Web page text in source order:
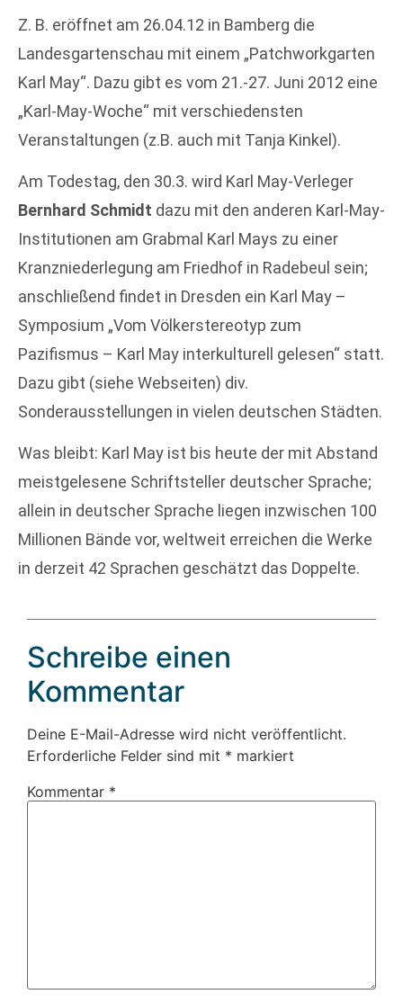
Z. B. eröffnet am 26.04.12 in Bamberg die
Landesgartenschau mit einem „Patchworkgarten
Karl May“. Dazu gibt es vom 21.-27. Juni 2012 eine
„Karl-May-Woche“ mit verschiedensten
Veranstaltungen (z.B. auch mit Tanja Kinkel).
Am Todestag, den 30.3. wird Karl May-Verleger
Bernhard Schmidt dazu mit den anderen Karl-May-
Institutionen am Grabmal Karl Mays zu einer
Kranzniederlegung am Friedhof in Radebeul sein;
anschließend findet in Dresden ein Karl May –
Symposium „Vom Völkerstereotyp zum
Pazifismus – Karl May interkulturell gelesen“ statt.
Dazu gibt (siehe Webseiten) div.
Sonderausstellungen in vielen deutschen Städten.
Was bleibt: Karl May ist bis heute der mit Abstand
meistgelesene Schriftsteller deutscher Sprache;
allein in deutscher Sprache liegen inzwischen 100
Millionen Bände vor, weltweit erreichen die Werke
in derzeit 42 Sprachen geschätzt das Doppelte.
Schreibe einen
Kommentar
Deine E-Mail-Adresse wird nicht veröffentlicht.
Erforderliche Felder sind mit * markiert
Kommentar *